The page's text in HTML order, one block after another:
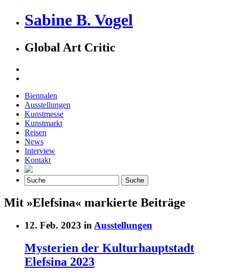
Sabine B. Vogel
Global Art Critic
Biennalen
Ausstellungen
Kunstmesse
Kunstmarkt
Reisen
News
Interview
Kontakt
Mit »Elefsina« markierte Beiträge
12. Feb. 2023 in Ausstellungen
Mysterien der Kulturhauptstadt
Elefsina 2023